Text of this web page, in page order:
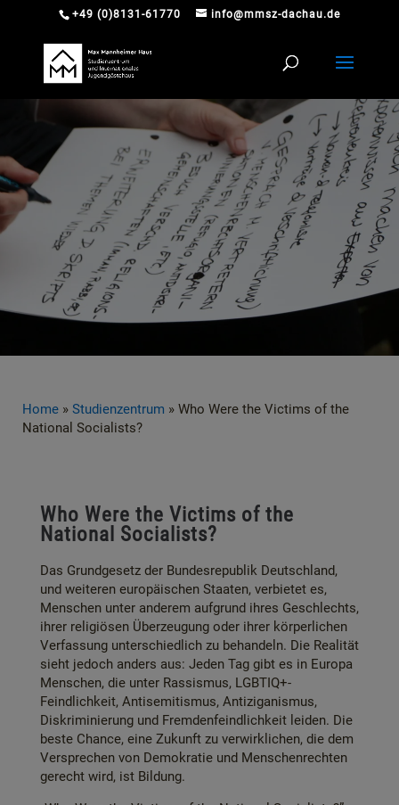
+49 (0)8131-61770 info@mmsz-dachau.de
Home » Studienzentrum » Who Were the Victims of the
National Socialists?
Who Were the Victims of the
National Socialists?
Das Grundgesetz der Bundesrepublik Deutschland,
und weiteren europäischen Staaten, verbietet es,
Menschen unter anderem aufgrund ihres Geschlechts,
ihrer religiösen Überzeugung oder ihrer körperlichen
Verfassung unterschiedlich zu behandeln. Die Realität
sieht jedoch anders aus: Jeden Tag gibt es in Europa
Menschen, die unter Rassismus, LGBTIQ+-
Feindlichkeit, Antisemitismus, Antiziganismus,
Diskriminierung und Fremdenfeindlichkeit leiden. Die
beste Chance, eine Zukunft zu verwirklichen, die dem
Versprechen von Demokratie und Menschenrechten
gerecht wird, ist Bildung.